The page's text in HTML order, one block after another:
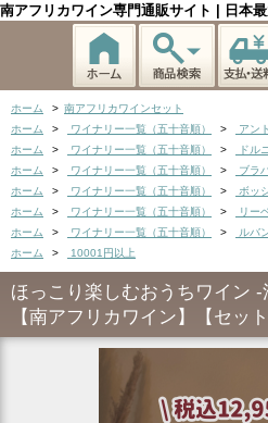
南アフリカワイン専門通販サイト | 日本
ホーム > 南アフリカワインセット
ホーム
> ワイナリー一覧（五十音順） >
アン
ホーム
> ワイナリー一覧（五十音順） >
ドル
ホーム
> ワイナリー一覧（五十音順） >
ブラ
ホーム
> ワイナリー一覧（五十音順） >
ボッ
ホーム
> ワイナリー一覧（五十音順） >
リー
ホーム
> ワイナリー一覧（五十音順） >
ルバ
ホーム
> 10001円以上
ほっこり楽しむおうちワイン
【南アフリカワイン】【セッ